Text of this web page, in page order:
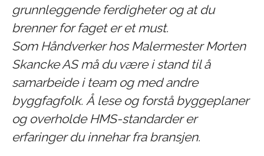
grunnleggende ferdigheter og at du
brenner for faget er et must.
Som Håndverker hos Malermester Morten
Skancke AS må du være i stand til å
samarbeide i team og med andre
byggfagfolk. Å lese og forstå byggeplaner
og overholde HMS-standarder er
erfaringer du innehar fra bransjen.